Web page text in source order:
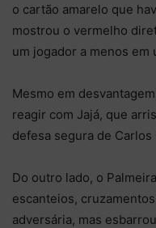
o cartão amarelo que
mostrou o vermelho
um jogador a menos
Mesmo em
reagir com Jajá, que
defesa segura de Carlos
Do outro lado, o
escanteios,
adversária, mas